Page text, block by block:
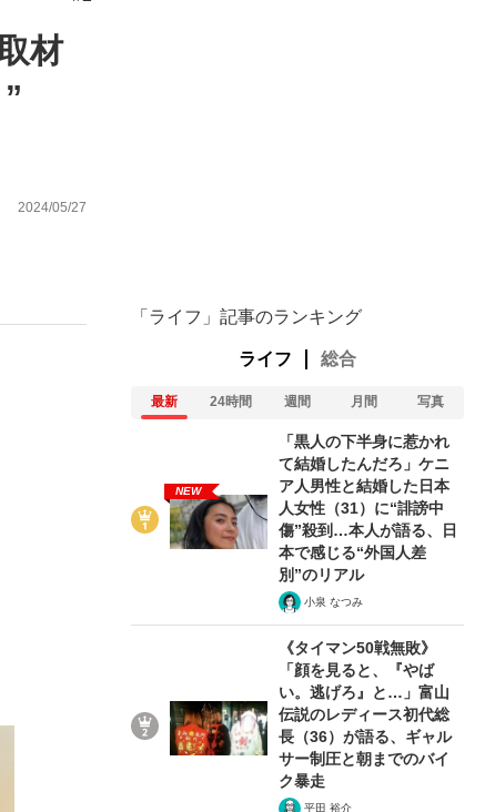
材
2024/05/27
「ライフ」記事のランキング
ライフ 総合
最新 24時間 週間 月間 写真
NEW
「黒人の下半身に惹かれ
て結婚したんだろ」ケニ
ア人男性と結婚した日本
人女性（31）に“誹謗中
傷”殺到…本人が語る、日
本で感じる“外国人差
別”のリアル
小泉 なつみ
《タイマン50戦無敗》
「顔を見ると、『やば
い。逃げろ』と…」富山
伝説のレディース初代総
長（36）が語る、ギャル
サー制圧と朝までのバイ
ク暴走
平田 裕介